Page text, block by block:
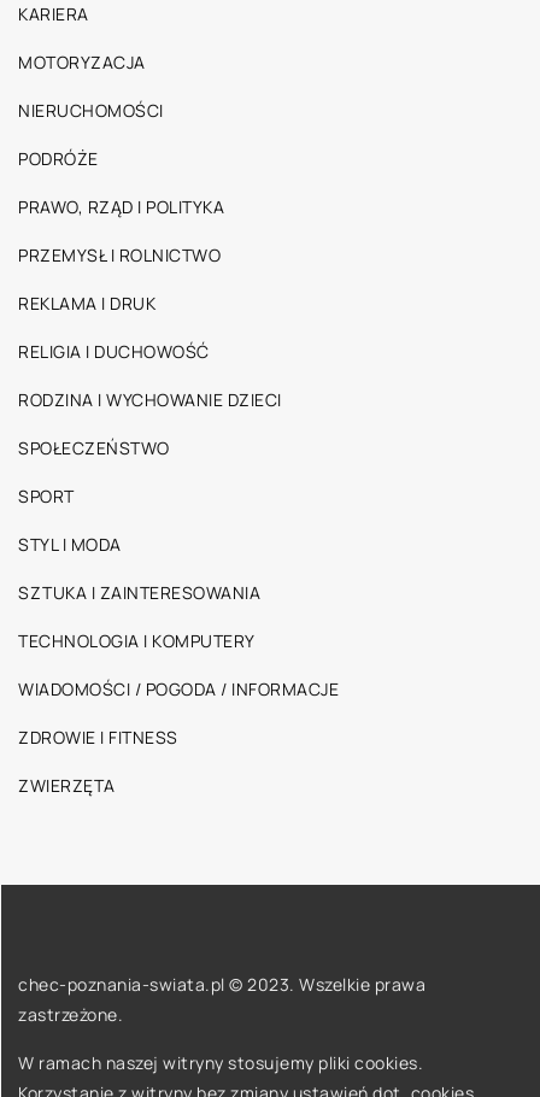
KARIERA
MOTORYZACJA
NIERUCHOMOŚCI
PODRÓŻE
PRAWO, RZĄD I POLITYKA
PRZEMYSŁ I ROLNICTWO
REKLAMA I DRUK
RELIGIA I DUCHOWOŚĆ
RODZINA I WYCHOWANIE DZIECI
SPOŁECZEŃSTWO
SPORT
STYL I MODA
SZTUKA I ZAINTERESOWANIA
TECHNOLOGIA I KOMPUTERY
WIADOMOŚCI / POGODA / INFORMACJE
ZDROWIE I FITNESS
ZWIERZĘTA
chec-poznania-swiata.pl © 2023. Wszelkie prawa
zastrzeżone.
W ramach naszej witryny stosujemy pliki cookies.